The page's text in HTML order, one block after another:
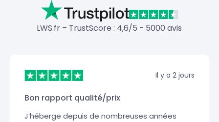
LWS.fr – TrustScore : 4,6/5 - 5000 avis
Il y a 2 jours
Bon rapport qualité/prix
J’héberge depuis de nombreuses années